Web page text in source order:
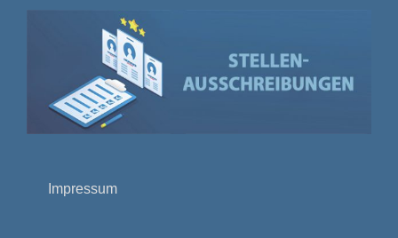
Impressum